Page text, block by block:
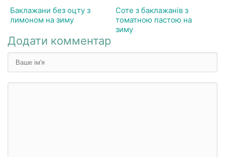
Баклажани без оцту з
лимоном на зиму
Соте з баклажанів з
томатною пастою на
зиму
Додати комментар